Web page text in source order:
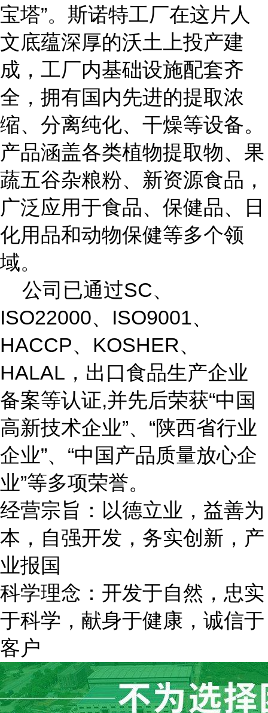
宝塔”。斯诺特工厂在这片人
文底蕴深厚的沃土上投产建
成，工厂内基础设施配套齐
全，拥有国内先进的提取浓
缩、分离纯化、干燥等设备。
产品涵盖各类植物提取物、果
蔬五谷杂粮粉、新资源食品，
广泛应用于食品、保健品、日
化用品和动物保健等多个领
域。
公司已通过SC、
ISO22000、ISO9001、
HACCP、KOSHER、
HALAL，出口食品生产企业
备案等认证,并先后荣获“中国
高新技术企业”、“陕西省行业
企业”、“中国产品质量放心企
业”等多项荣誉。
经营宗旨：以德立业，益善为
本，自强开发，务实创新，产
业报国
科学理念：开发于自然，忠实
于科学，献身于健康，诚信于
客户